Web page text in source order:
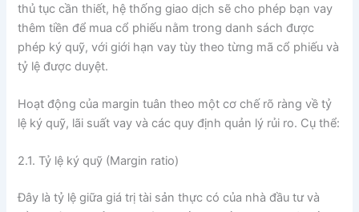
thủ tục cần thiết, hệ thống giao dịch sẽ cho phép bạn vay
thêm tiền để mua cổ phiếu nằm trong danh sách được
phép ký quỹ, với giới hạn vay tùy theo từng mã cổ phiếu và
tỷ lệ được duyệt.
Hoạt động của margin tuân theo một cơ chế rõ ràng về tỷ
lệ ký quỹ, lãi suất vay và các quy định quản lý rủi ro. Cụ thể:
2.1. Tỷ lệ ký quỹ (Margin ratio)
Đây là tỷ lệ giữa giá trị tài sản thực có của nhà đầu tư và